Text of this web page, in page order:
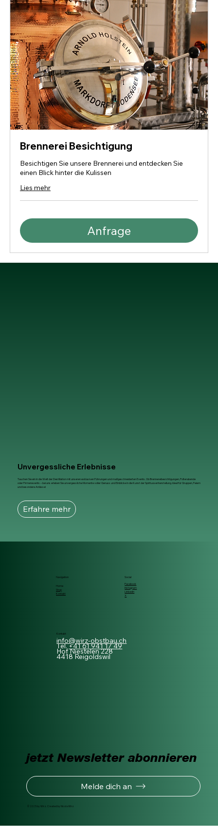
Unvergessliche Erlebnisse
Erfahre mehr
Tauchen Sie ein in die Welt der Destillation mit unseren exklusiven Führungen und maßgeschneiderten Events. Ob Brennereibesichtigungen, Polterabende
oder Firmenevents – bei uns erleben Sie unvergessliche Momente voller Genuss und Einblicke in die Kunst der Spirituosenherstellung. Ideal für Gruppen, Feiern
und besondere Anlässe!
Brennerei Besichtigung
Besichtigen Sie unsere Brennerei und entdecken Sie
einen Blick hinter die Kulissen
Lies mehr
Anfrage
jetzt Newsletter abonnieren
Melde dich an
© 2025 by Wirz. Created by Nicola Wirz
Kontakt
info@wirz-obstbau.ch
Tel.+41 61 941 17 49
Hof Niestelen 228
4418 Reigoldswil
Social
Facebook
Instagram
Linkedin
X
Navigation
Home
Shop
Kontakt